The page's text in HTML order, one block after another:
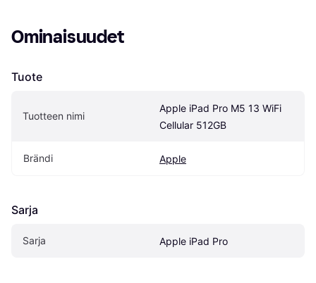
Ominaisuudet
Tuote
Tuotteen nimi
Apple iPad Pro M5 13 WiFi
Cellular 512GB
Brändi Apple
Sarja
Sarja Apple iPad Pro